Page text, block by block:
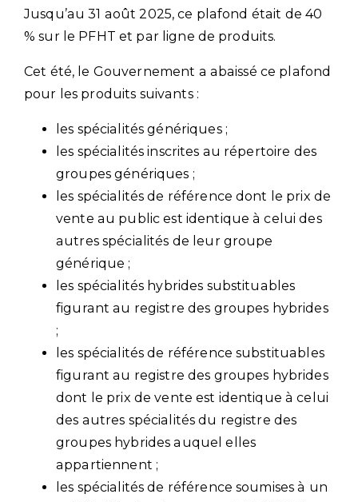
Jusqu’au 31 août 2025, ce plafond était de 40
% sur le PFHT et par ligne de produits.
Cet été, le Gouvernement a abaissé ce plafond
pour les produits suivants :
les spécialités génériques ;
les spécialités inscrites au répertoire des
groupes génériques ;
les spécialités de référence dont le prix de
vente au public est identique à celui des
autres spécialités de leur groupe
générique ;
les spécialités hybrides substituables
figurant au registre des groupes hybrides
;
les spécialités de référence substituables
figurant au registre des groupes hybrides
dont le prix de vente est identique à celui
des autres spécialités du registre des
groupes hybrides auquel elles
appartiennent ;
les spécialités de référence soumises à un